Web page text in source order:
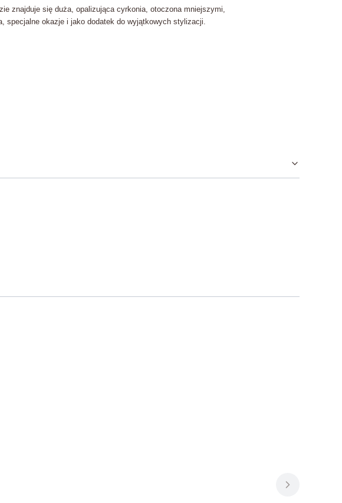
znajduje się duża, opalizująca cyrkonia, otoczona mniejszymi,
specjalne okazje i jako dodatek do wyjątkowych stylizacji.